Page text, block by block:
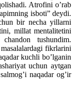
Atrofini o’rab
isboti” deydi.
bir necha yillarni
millat mentalitetini
tushundim.
fikrlarini
kuchli bo’lganin
uchun aytgan
naqadar og’ir